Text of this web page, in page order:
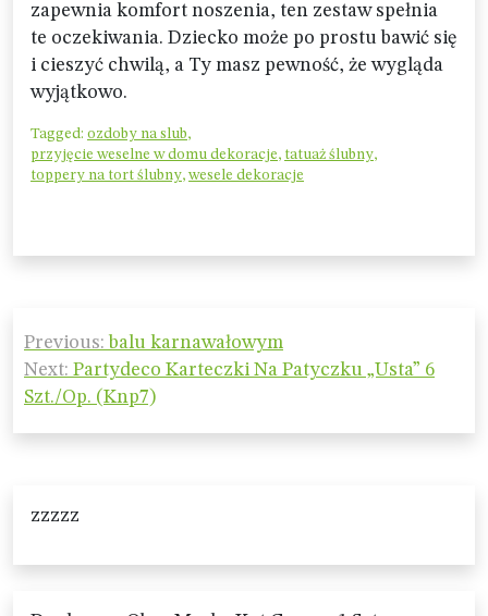
zapewnia komfort noszenia, ten zestaw spełnia
te oczekiwania. Dziecko może po prostu bawić się
i cieszyć chwilą, a Ty masz pewność, że wygląda
wyjątkowo.
Tagged: ozdoby na slub,
przyjęcie weselne w domu dekoracje, tatuaż ślubny,
toppery na tort ślubny, wesele dekoracje
Nawigacja
wpisu
Previous: balu karnawałowym
Next: Partydeco Karteczki Na Patyczku „Usta” 6
Szt./Op. (Knp7)
zzzzz